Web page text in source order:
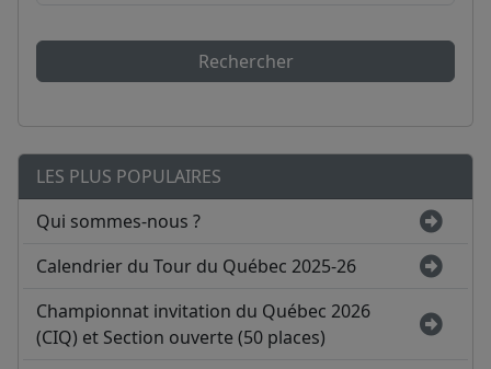
Rechercher
LES PLUS POPULAIRES
Qui sommes-nous ?
Calendrier du Tour du Québec 2025-26
Championnat invitation du Québec 2026
(CIQ) et Section ouverte (50 places)